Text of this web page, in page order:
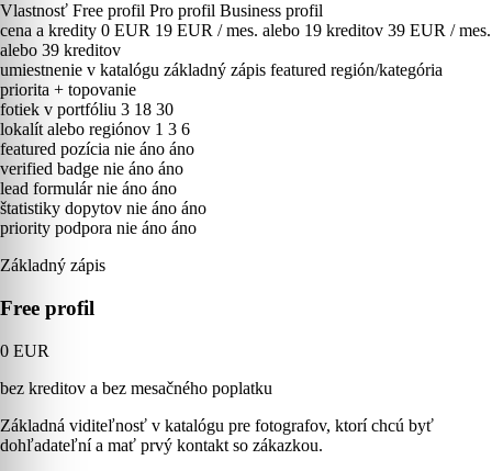
Vlastnosť Free profil Pro profil Business profil
cena a kredity 0 EUR 19 EUR / mes. alebo 19 kreditov 39 EUR / mes.
alebo 39 kreditov
umiestnenie v katalógu základný zápis featured región/kategória
priorita + topovanie
fotiek v portfóliu 3 18 30
lokalít alebo regiónov 1 3 6
featured pozícia nie áno áno
verified badge nie áno áno
lead formulár nie áno áno
štatistiky dopytov nie áno áno
priority podpora nie áno áno
Základný zápis
Free profil
0 EUR
bez kreditov a bez mesačného poplatku
Základná viditeľnosť v katalógu pre fotografov, ktorí chcú byť
dohľadateľní a mať prvý kontakt so zákazkou.